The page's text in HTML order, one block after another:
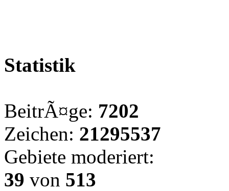
Statistik
BeitrÃ¤ge: 7202
Zeichen: 21295537
Gebiete moderiert:
39 von 513